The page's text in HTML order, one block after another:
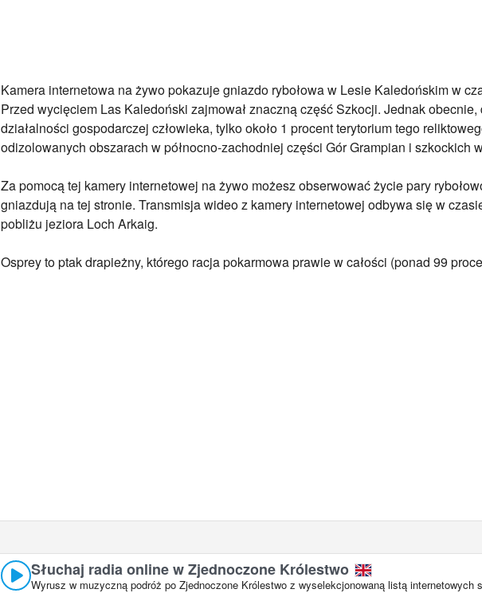
Kamera internetowa na żywo pokazuje gniazdo rybołowa w Lesie Kaledońskim w
Przed wycięciem Las Kaledoński zajmował znaczną część Szkocji. Jednak
działalności gospodarczej człowieka, tylko około 1 procent terytorium tego
odizolowanych obszarach w północno-zachodniej części Gór Grampian i szkockich
Za pomocą tej kamery internetowej na żywo możesz obserwować życie pary
gniazdują na tej stronie. Transmisja wideo z kamery internetowej odbywa się w
pobliżu jeziora Loch Arkaig.
Osprey to ptak drapieżny, którego racja pokarmowa prawie w całości (ponad 99
Słuchaj radia online w Zjednoczone Królestwo
Wyrusz w muzyczną podróż po Zjednoczone Królestwo z wyselekcjonowaną listą internetowych